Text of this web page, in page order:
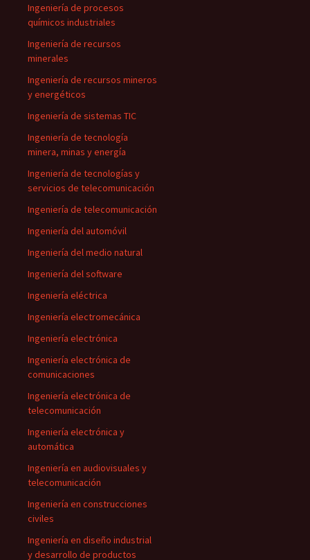
Ingeniería de procesos
químicos industriales
Ingeniería de recursos
minerales
Ingeniería de recursos mineros
y energéticos
Ingeniería de sistemas TIC
Ingeniería de tecnología
minera, minas y energía
Ingeniería de tecnologías y
servicios de telecomunicación
Ingeniería de telecomunicación
Ingeniería del automóvil
Ingeniería del medio natural
Ingeniería del software
Ingeniería eléctrica
Ingeniería electromecánica
Ingeniería electrónica
Ingeniería electrónica de
comunicaciones
Ingeniería electrónica de
telecomunicación
Ingeniería electrónica y
automática
Ingeniería en audiovisuales y
telecomunicación
Ingeniería en construcciones
civiles
Ingeniería en diseño industrial
y desarrollo de productos